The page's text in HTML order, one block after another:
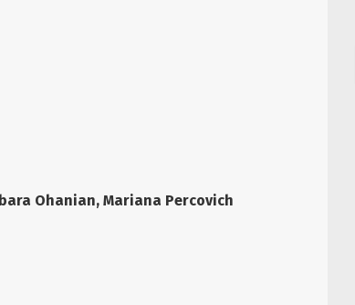
Ohanian, Mariana Percovich